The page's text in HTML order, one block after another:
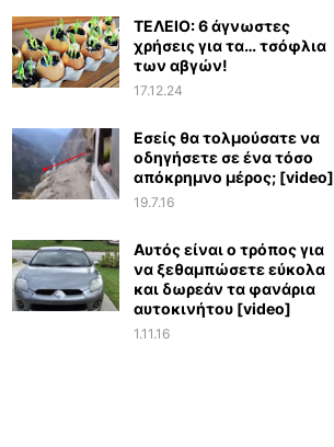
ΤΕΛΕΙΟ: 6 άγνωστες
χρήσεις για τα… τσόφλια
των αβγών!
17.12.24
Εσείς θα τολμούσατε να
οδηγήσετε σε ένα τόσο
απόκρημνο μέρος; [video]
19.7.16
Αυτός είναι ο τρόπος για
να ξεθαμπώσετε εύκολα
και δωρεάν τα φανάρια
αυτοκινήτου [video]
1.11.16